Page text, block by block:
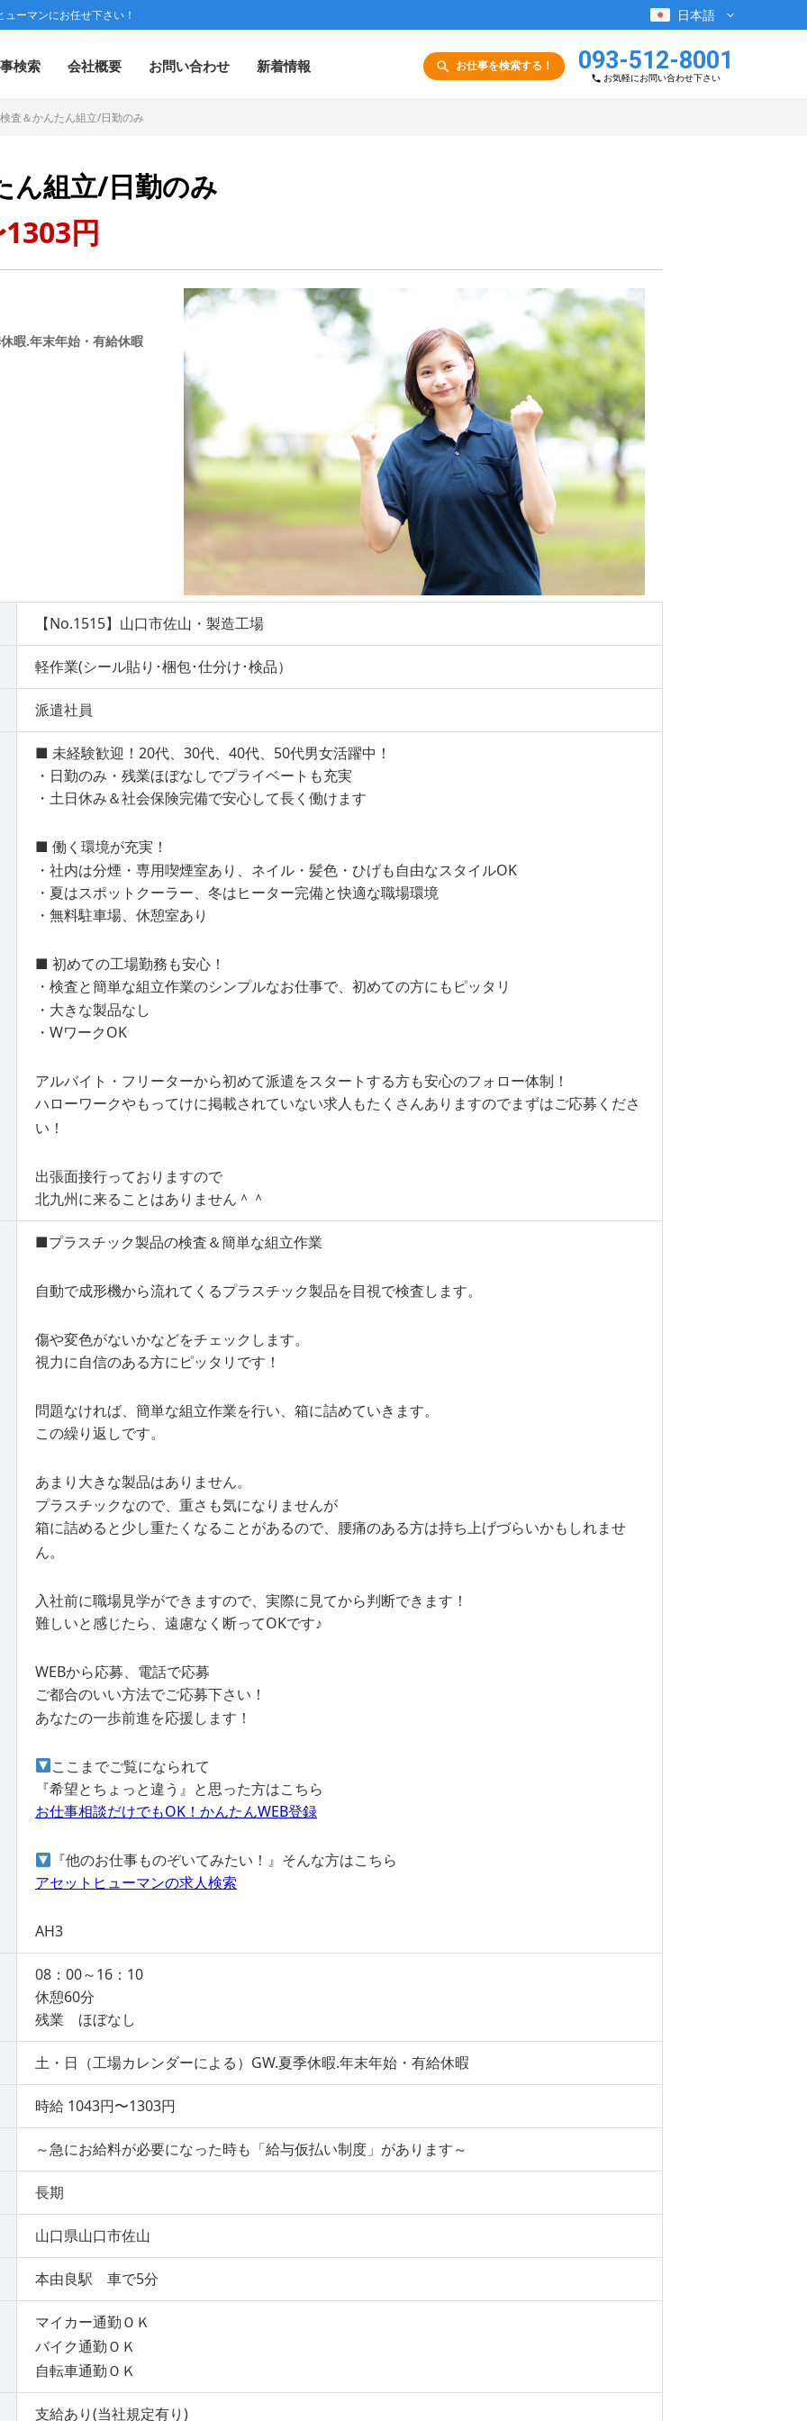
ーマンにお任せ下さい！ 日本語
検索 会社概要 お問い合わせ 新着情報 お仕事を検索する！ 093-512-8001
お気軽にお問い合わせ下さい
査＆かんたん組立/日勤のみ
ん組立/日勤のみ
円
暇.年末年始・有給休暇
【No.1515】山口市佐山・製造工場
軽作業(シール貼り･梱包･仕分け･検品）
派遣社員
■ 未経験歓迎！20代、30代、40代、50代男女活躍中！
・日勤のみ・残業ほぼなしでプライベートも充実
・土日休み＆社会保険完備で安心して長く働けます
■ 働く環境が充実！
・社内は分煙・専用喫煙室あり、ネイル・髪色・ひげも自由なスタイルOK
・夏はスポットクーラー、冬はヒーター完備と快適な職場環境
・無料駐車場、休憩室あり
■ 初めての工場勤務も安心！
・検査と簡単な組立作業のシンプルなお仕事で、初めての方にもピッタリ
・大きな製品なし
・WワークOK
アルバイト・フリーターから初めて派遣をスタートする方も安心のフォロー体制！
ハローワークやもってけに掲載されていない求人もたくさんありますのでまずはご応募くださ
い！
出張面接行っておりますので
北九州に来ることはありません＾＾
■プラスチック製品の検査＆簡単な組立作業
自動で成形機から流れてくるプラスチック製品を目視で検査します。
傷や変色がないかなどをチェックします。
視力に自信のある方にピッタリです！
問題なければ、簡単な組立作業を行い、箱に詰めていきます。
この繰り返しです。
あまり大きな製品はありません。
プラスチックなので、重さも気になりませんが
箱に詰めると少し重たくなることがあるので、腰痛のある方は持ち上げづらいかもしれませ
ん。
入社前に職場見学ができますので、実際に見てから判断できます！
難しいと感じたら、遠慮なく断ってOKです♪
WEBから応募、電話で応募
ご都合のいい方法でご応募下さい！
あなたの一歩前進を応援します！
ここまでご覧になられて
『希望とちょっと違う』と思った方はこちら
お仕事相談だけでもOK！かんたんWEB登録
『他のお仕事ものぞいてみたい！』そんな方はこちら
アセットヒューマンの求人検索
AH3
08：00～16：10
休憩60分
残業 ほぼなし
土・日（工場カレンダーによる）GW.夏季休暇.年末年始・有給休暇
時給 1043円〜1303円
～急にお給料が必要になった時も「給与仮払い制度」があります～
長期
山口県山口市佐山
本由良駅 車で5分
マイカー通勤ＯＫ
バイク通勤ＯＫ
自転車通勤ＯＫ
支給あり(当社規定有り)